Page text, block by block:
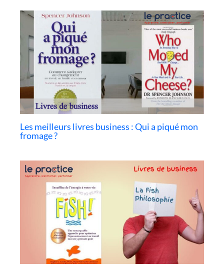
Les meilleurs livres business : Qui a piqué mon
fromage ?